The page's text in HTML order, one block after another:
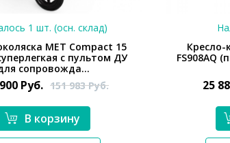
*}
1 шт. (осн. склад)
MET Compact 15
с пультом ДУ
сопровожда...
Руб. 151 983Руб.
В корзину
Кресло-
FS908AQ
25